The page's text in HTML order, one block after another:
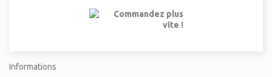
Informations